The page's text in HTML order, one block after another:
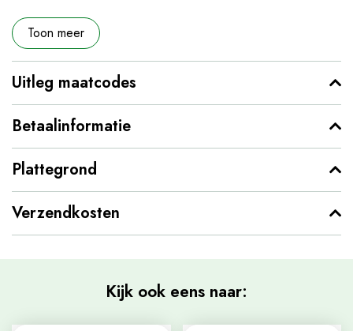
Toon meer
Uitleg maatcodes
Betaalinformatie
Plattegrond
Verzendkosten
Kijk ook eens naar: